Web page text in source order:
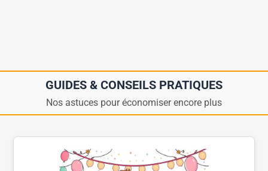
GUIDES & CONSEILS PRATIQUES
Nos astuces pour économiser encore plus